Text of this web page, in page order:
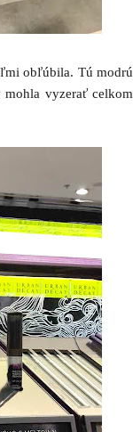
obľúbila. Tú modrú
vyzerať celkom